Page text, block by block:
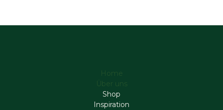
Home
Über uns
Shop
Inspiration